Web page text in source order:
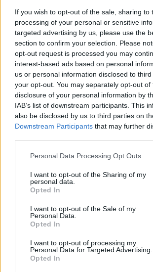
If you wish to opt-out of the sale, sharing to
processing of your personal or sensitive
targeted advertising by us, please use the
section to confirm your selection. Please
opt-out request is processed you may
interest-based ads based on personal
us or personal information disclosed to
your opt-out. You may separately opt-out of
disclosure of your personal information by
IAB’s list of downstream participants. This
also be disclosed by us to third parties on
Downstream Participants that may further
Please note that this website/app uses one
not limited to your visit or usage behaviour.
grant or deny consent to Google and its
use your data for below specified purposes
consent section.
Personal Data Processing Opt Outs
I want to opt-out of the Sharing of my
personal data.
Opted In
I want to opt-out of the Sale of my
Personal Data.
Opted In
I want to opt-out of processing my
Personal Data for Targeted Advertising.
Opted In